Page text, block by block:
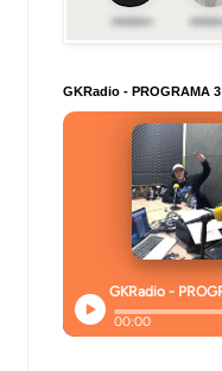
GKRadio - PROGRAMA 3